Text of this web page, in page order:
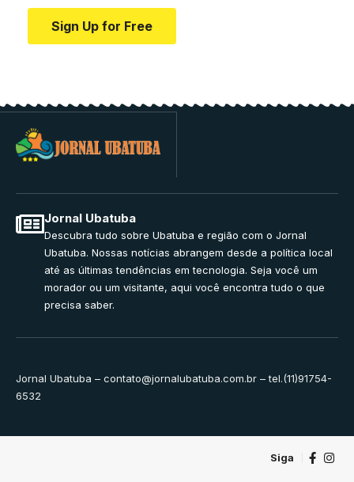
Sign Up for Free
Jornal Ubatuba
Descubra tudo sobre Ubatuba e região com o Jornal
Ubatuba. Nossas notícias abrangem desde a política local
até as últimas tendências em tecnologia. Seja você um
morador ou um visitante, aqui você encontra tudo o que
precisa saber.
Jornal Ubatuba – contato@jornalubatuba.com.br – tel.(11)91754-
6532
Siga